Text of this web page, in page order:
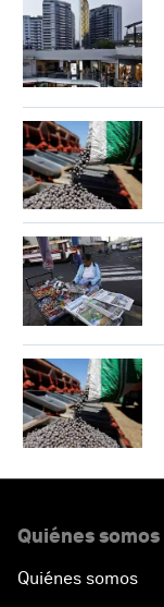
Quiénes somos
Quiénes somos